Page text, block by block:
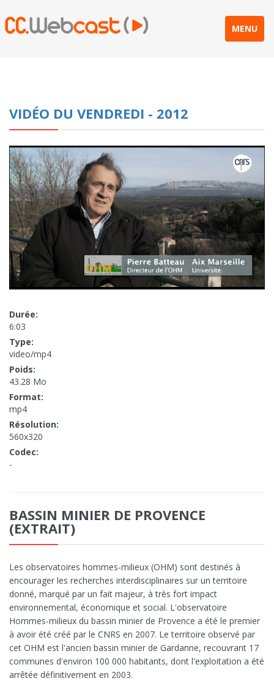
MENU
VIDÉO DU VENDREDI - 2012
Durée:
6:03
Type:
video/mp4
Poids:
43.28 Mo
Format:
mp4
Résolution:
560x320
Codec:
-
BASSIN MINIER DE PROVENCE
(EXTRAIT)
Les observatoires hommes-milieux (OHM) sont destinés à
encourager les recherches interdisciplinaires sur un territoire
donné, marqué par un fait majeur, à très fort impact
environnemental, économique et social. L'observatoire
Hommes-milieux du bassin minier de Provence a été le premier
à avoir été créé par le CNRS en 2007. Le territoire observé par
cet OHM est l'ancien bassin minier de Gardanne, recouvrant 17
communes d'environ 100 000 habitants, dont l'exploitation a été
arrêtée définitivement en 2003.